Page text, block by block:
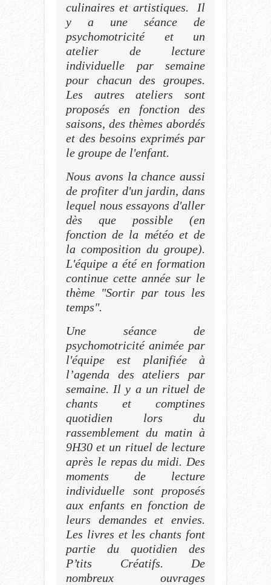
culinaires et artistiques. Il
y a une séance de
psychomotricité et un
atelier de lecture
individuelle par semaine
pour chacun des groupes.
Les autres ateliers sont
proposés en fonction des
saisons, des thèmes abordés
et des besoins exprimés par
le groupe de l'enfant.
Nous avons la chance aussi
de profiter d'un jardin, dans
lequel nous essayons d'aller
dès que possible (en
fonction de la météo et de
la composition du groupe).
L'équipe a été en formation
continue cette année sur le
thème "Sortir par tous les
temps".
Une séance de
psychomotricité animée par
l'équipe est planifiée à
l’agenda des ateliers par
semaine. Il y a un rituel de
chants et comptines
quotidien lors du
rassemblement du matin à
9H30 et un rituel de lecture
après le repas du midi. Des
moments de lecture
individuelle sont proposés
aux enfants en fonction de
leurs demandes et envies.
Les livres et les chants font
partie du quotidien des
P’tits Créatifs. De
nombreux ouvrages